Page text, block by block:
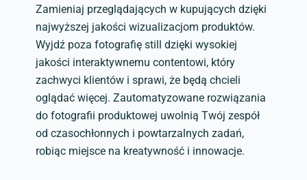
Zamieniaj przeglądających w kupujących dzięki
najwyższej jakości wizualizacjom produktów.
Wyjdź poza fotografię still dzięki wysokiej
jakości interaktywnemu contentowi, który
zachwyci klientów i sprawi, że będą chcieli
oglądać więcej. Zautomatyzowane rozwiązania
do fotografii produktowej uwolnią Twój zespół
od czasochłonnych i powtarzalnych zadań,
robiąc miejsce na kreatywność i innowacje.